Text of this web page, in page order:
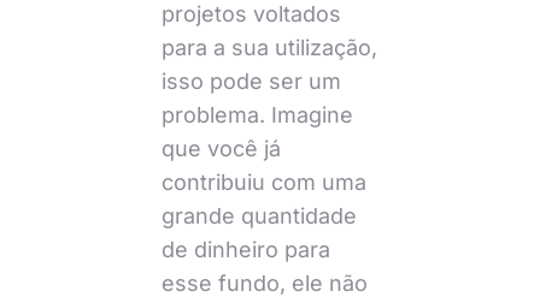
projetos voltados
para a sua utilização,
isso pode ser um
problema. Imagine
que você já
contribuiu com uma
grande quantidade
de dinheiro para
esse fundo, ele não